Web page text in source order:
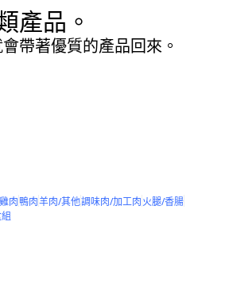
產品。
帶著優質的產品回來。
雞肉鴨肉羊肉/其他調味肉/加工肉火腿/香腸